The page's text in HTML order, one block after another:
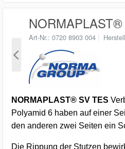
Art-Nr. 0720 8903 004
NORMAPLAST® SV TES
Polyamid 6 haben auf einer
den anderen zwei Seiten ein
Die Rippung der Stutzen